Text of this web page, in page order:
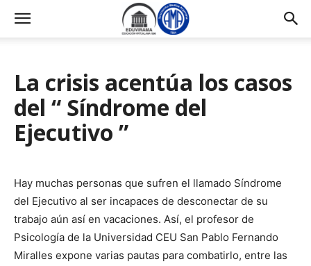
La crisis acentúa los casos
del “ Síndrome del
Ejecutivo ”
Hay muchas personas que sufren el llamado Síndrome
del Ejecutivo al ser incapaces de desconectar de su
trabajo aún así en vacaciones. Así, el profesor de
Psicología de la Universidad CEU San Pablo Fernando
Miralles expone varias pautas para combatirlo, entre las